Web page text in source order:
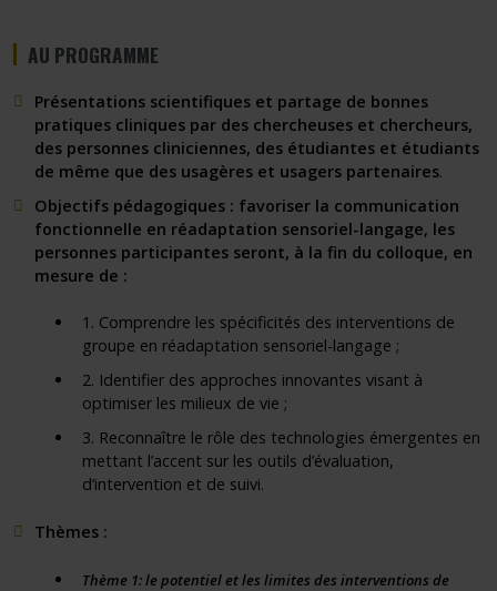
AU PROGRAMME
Présentations scientifiques et partage de bonnes
pratiques cliniques par des chercheuses et chercheurs,
des personnes cliniciennes, des étudiantes et étudiants
de même que des usagères et usagers partenaires.
Objectifs pédagogiques : favoriser la communication
fonctionnelle en réadaptation sensoriel-langage, les
personnes participantes seront, à la fin du colloque, en
mesure de :
1. Comprendre les spécificités des interventions de
groupe en réadaptation sensoriel-langage ;
2. Identifier des approches innovantes visant à
optimiser les milieux de vie ;
3. Reconnaître le rôle des technologies émergentes en
mettant l’accent sur les outils d’évaluation,
d’intervention et de suivi.
Thèmes :
Thème 1: le potentiel et les limites des interventions de